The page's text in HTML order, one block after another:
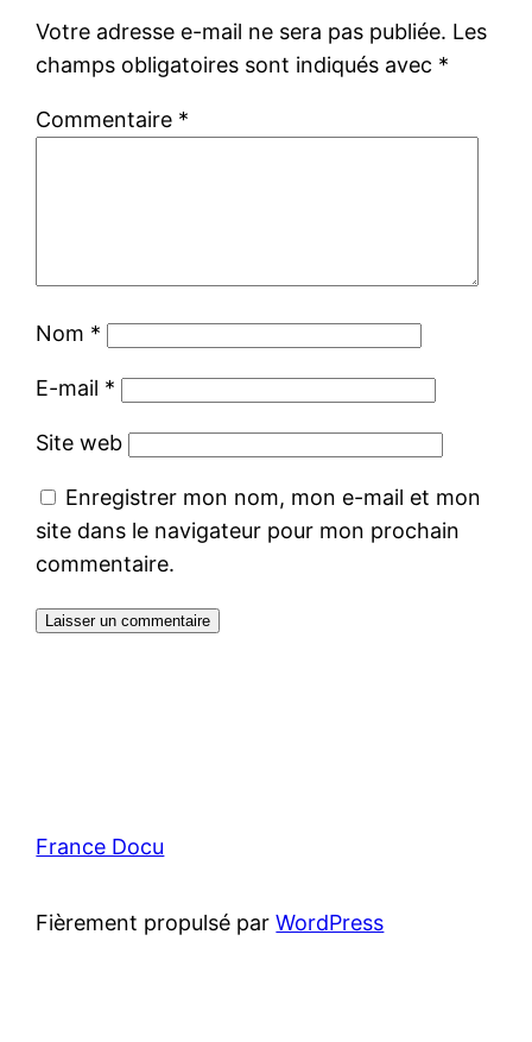
Votre adresse e-mail ne sera pas publiée. Les
champs obligatoires sont indiqués avec *
Commentaire *
Nom *
E-mail *
Site web
Enregistrer mon nom, mon e-mail et mon
site dans le navigateur pour mon prochain
commentaire.
France Docu
Fièrement propulsé parWordPress